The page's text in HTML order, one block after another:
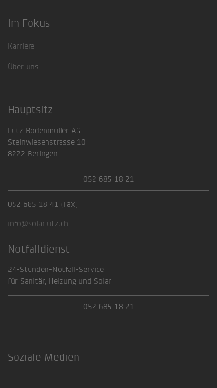
Footer
Im Fokus
Karriere
Über uns
Hauptsitz
Lutz Bodenmüller AG
Steinwiesenstrasse 10
8222 Beringen
052 685 18 21
052 685 18 41 (Fax)
info@solarlutz.ch
Notfalldienst
24-Stunden-Notfall-Service
für Sanitär, Heizung und Solar
052 685 18 21
Soziale Medien